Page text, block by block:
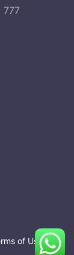
of Use|